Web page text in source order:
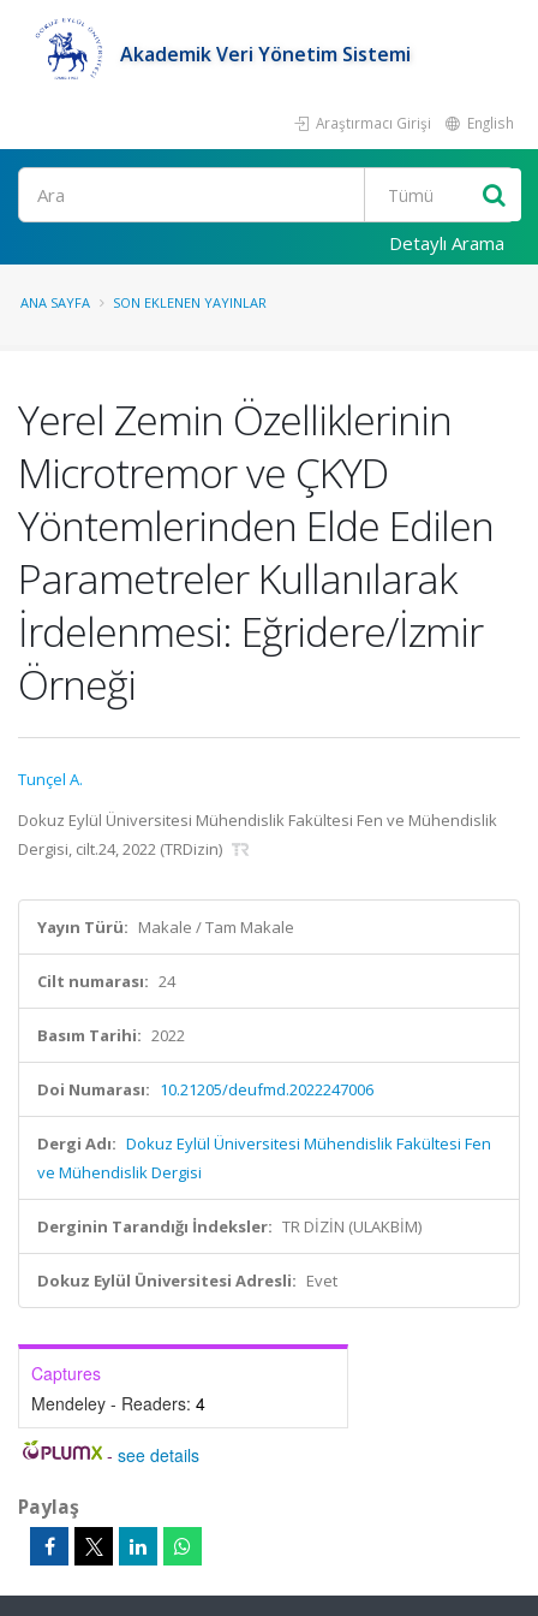
Akademik Veri Yönetim Sistemi
Araştırmacı Girişi English
Ara
Detaylı Arama
ANA SAYFA SON EKLENEN YAYINLAR
Yerel Zemin Özelliklerinin
Microtremor ve ÇKYD
Yöntemlerinden Elde Edilen
Parametreler Kullanılarak
İrdelenmesi: Eğridere/İzmir
Örneği
Tunçel A.
Dokuz Eylül Üniversitesi Mühendislik Fakültesi Fen ve Mühendislik
Dergisi, cilt.24, 2022 (TRDizin)
Yayın Türü: Makale / Tam Makale
Cilt numarası: 24
Basım Tarihi: 2022
Doi Numarası: 10.21205/deufmd.2022247006
Dergi Adı: Dokuz Eylül Üniversitesi Mühendislik Fakültesi Fen
ve Mühendislik Dergisi
Derginin Tarandığı İndeksler: TR DİZİN (ULAKBİM)
Dokuz Eylül Üniversitesi Adresli: Evet
Captures
Mendeley - Readers: 4
- see details
Paylaş